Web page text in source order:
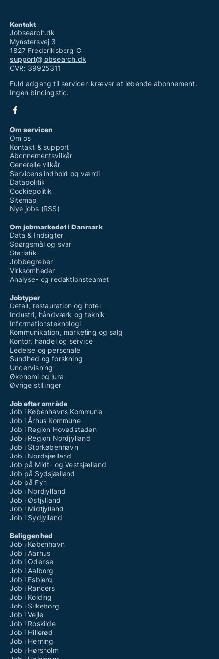
Kontakt
Jobsearch.dk
Mynstersvej 3
1827 Frederiksberg C
support@jobsearch.dk
CVR: 39925311
Fuld adgang til servicen kræver et løbende abonnement.
Ingen bindingstid.
Om servicen
Om os
Kontakt & support
Abonnementsvilkår
Generelle vilkår
Servicens indhold og værdi
Datapolitik
Cookiepolitik
Sitemap
Nye jobs (RSS)
Om jobmarkedet i Danmark
Data & Indsigter
Spørgsmål og svar
Statistik
Jobbegreber
Virksomheder
Analyse- og redaktionsteamet
Jobtyper
Detail, restauration og hotel
Industri, håndværk og teknik
Informationsteknologi
Kommunikation, marketing og salg
Kontor, handel og service
Ledelse og personale
Sundhed og forskning
Undervisning
Økonomi og jura
Øvrige stillinger
Job efter område
Job i Københavns Kommune
Job i Århus Kommune
Job i Region Hovedstaden
Job i Region Nordjylland
Job i Storkøbenhavn
Job i Nordsjælland
Job på Midt- og Vestsjælland
Job på Sydsjælland
Job på Fyn
Job i Nordjylland
Job i Østjylland
Job i Midtjylland
Job i Sydjylland
Beliggenhed
Job i København
Job i Aarhus
Job i Odense
Job i Aalborg
Job i Esbjerg
Job i Randers
Job i Kolding
Job i Silkeborg
Job i Vejle
Job i Roskilde
Job i Hillerød
Job i Herning
Job i Hørsholm